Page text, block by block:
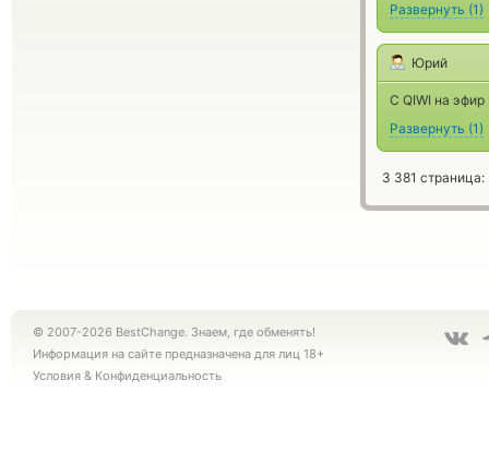
Развернуть (1)
Юрий
С QIWI на
Развернуть (1)
3 381 страница:
© 2007-2026 BestChange. Знаем, где обменять!
Информация на сайте предназначена для лиц 18+
Условия & Конфиденциальность